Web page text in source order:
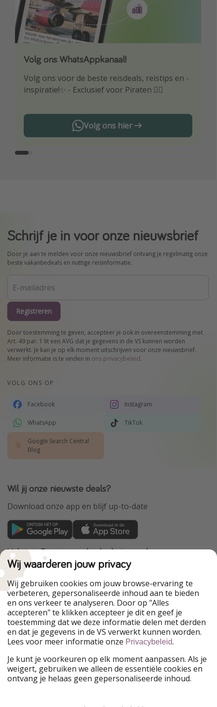
Volg ons WhatsAppkanaal!
Volg ons voor de beste reisdeals, reistips en -
inspiratie!✨ - Exclusief voor Piraten 🏴‍☠️
Volg ons hier
Download onze app
Wees als eerste op de hoogte van de beste
reisaanbiedingen
Schrijf je in voor onze nieuwsbrief
Door je aan te melden voor onze nieuwsbrief ontvang je regelmatig onze
beste vakantiedeals en nuttige reisinformatie.
Registreren
Door toestemming te geven, accepteer je ook in overeenstemming met
Art. 49 par. 1 lit een AVG dat je gegevens in de VS kunnen worden
verwerkt. Je kan je op elk moment uitschrijven voor onze nieuwsbrief.
Meer informatie is te vinden in ons privacybeleid.
VOLG ONS OP
Facebook Instagram
WhatsApp TikTok
Google Search Central
Blog
Wil jij onze nieuwste deals?
Download onze app en blijf up-to-date
VakantiePiraten maakt deel uit van de
HolidayPirates Group
Onze markten
PiratinViaggio
HolidayPirates
WakacyjniPiraci
VoyagesPirates
Ferienpiraten
Urlaubspiraten
Urlaubspiraten
ViajerosPiratas
TravelPirates
HolidayPirates Group
Leer ons kennen Juridisch
Wij waarderen jouw privacy
Wij gebruiken cookies om jouw browse-ervaring te
verbeteren, gepersonaliseerde inhoud aan te bieden
en ons verkeer te analyseren. Door op "Alles
accepteren" te klikken accepteer je dit en geef je
toestemming dat we deze informatie delen met derden
en dat je gegevens in de VS verwerkt kunnen worden.
Lees voor meer informatie onze Privacybeleid.
Je kunt je voorkeuren op elk moment aanpassen. Als je
weigert, gebruiken we alleen de essentiële cookies en
ontvang je helaas geen gepersonaliseerde inhoud.